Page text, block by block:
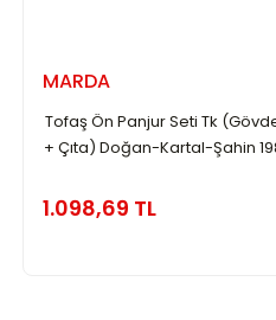
MARDA
Tofaş Ön Panjur Seti Tk
+ Çıta) Doğan-Kartal-Şahin
1.098,69 TL